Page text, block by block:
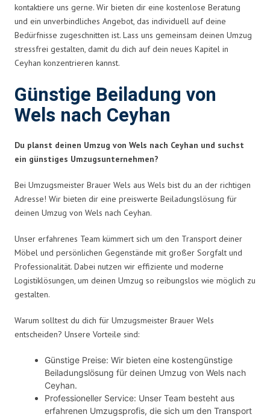
kontaktiere uns gerne. Wir bieten dir eine kostenlose Beratung
und ein unverbindliches Angebot, das individuell auf deine
Bedürfnisse zugeschnitten ist. Lass uns gemeinsam deinen Umzug
stressfrei gestalten, damit du dich auf dein neues Kapitel in
Ceyhan konzentrieren kannst.
Günstige Beiladung von
Wels nach Ceyhan
Du planst deinen Umzug von Wels nach Ceyhan und suchst
ein günstiges Umzugsunternehmen?
Bei Umzugsmeister Brauer Wels aus Wels bist du an der richtigen
Adresse! Wir bieten dir eine preiswerte Beiladungslösung für
deinen Umzug von Wels nach Ceyhan.
Unser erfahrenes Team kümmert sich um den Transport deiner
Möbel und persönlichen Gegenstände mit großer Sorgfalt und
Professionalität. Dabei nutzen wir effiziente und moderne
Logistiklösungen, um deinen Umzug so reibungslos wie möglich zu
gestalten.
Warum solltest du dich für Umzugsmeister Brauer Wels
entscheiden? Unsere Vorteile sind:
Günstige Preise: Wir bieten eine kostengünstige
Beiladungslösung für deinen Umzug von Wels nach
Ceyhan.
Professioneller Service: Unser Team besteht aus
erfahrenen Umzugsprofis, die sich um den Transport